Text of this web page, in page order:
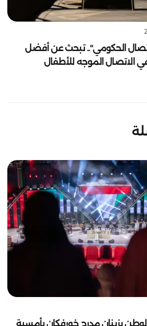
الحكومي".. تبحث عن أفضل
في الاتصال الموجه للأطفال
يزينان مدرج خورفكان بأمسية